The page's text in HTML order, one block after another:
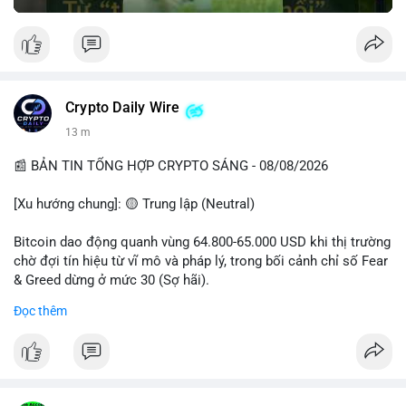
Crypto Daily Wire
13 m
📰 BẢN TIN TỔNG HỢP CRYPTO SÁNG - 08/08/2026
[Xu hướng chung]: 🟡 Trung lập (Neutral)
Bitcoin dao động quanh vùng 64.800-65.000 USD khi thị trường
chờ đợi tín hiệu từ vĩ mô và pháp lý, trong bối cảnh chỉ số Fear
& Greed dừng ở mức 30 (Sợ hãi).
- Thị trường & Giá cả: Chuỗi giao dịch cá voi BTC diễn ra dày
triệu USD lúc 08:19 UTC và 61,37 BTC (gần 4 triệu USD) lúc
Đọc thêm